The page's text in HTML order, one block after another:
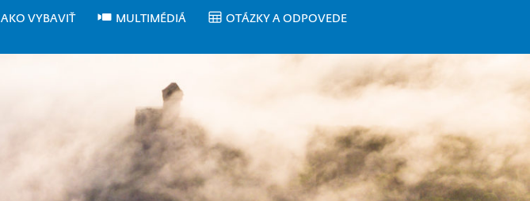
AKO VYBAVIŤ MULTIMÉDIÁ
OTÁZKY A ODPOVEDE